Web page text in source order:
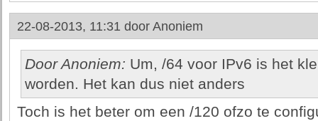
22-08-2013, 11:31 door Anoniem
Door Anoniem: Um, /64 voor IPv6 is het
worden. Het kan dus niet anders
Toch is het beter om een /120 ofzo te